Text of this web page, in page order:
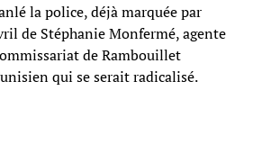
la police, déjà marquée par
de Stéphanie Monfermé, agente
de Rambouillet
qui se serait radicalisé.